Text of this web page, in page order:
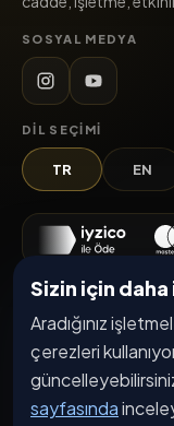
Sizin için
Aradığınız
çerezleri
sayfasında
SOSYAL MEDYA
DIL SEÇIMI
TR EN
İşletmeler
Etkinlikler
Kampanyalar